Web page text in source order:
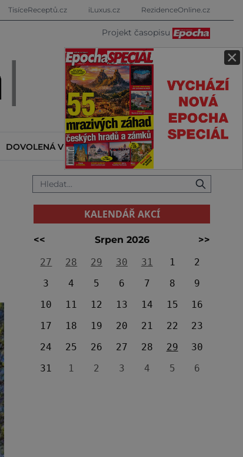
×
TisíceReceptů.cz iLuxus.cz RezidenceOnline.cz
Projekt časopisu
DOVOLENÁ V ZAHRANIČÍ KALENDÁŘ AKCÍ
KALENDÁŘ AKCÍ
<< Srpen 2026
>>
27
28 29 30 31 1
2
3
4 5 6 7 8
9
10
11 12 13 14 15
16
17
18 19 20 21 22
23
24
25 26 27 28 29
30
31
1 2 3 4 5 6